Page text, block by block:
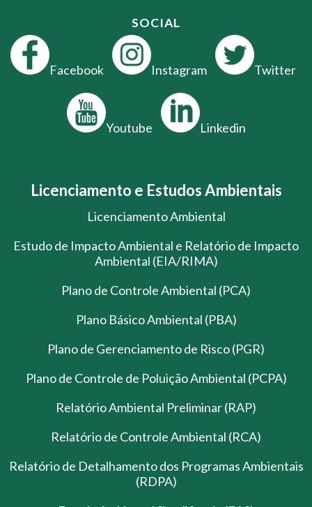
SOCIAL
Facebook Instagram Twitter
Youtube Linkedin
Licenciamento e Estudos Ambientais
Licenciamento Ambiental
Estudo de Impacto Ambiental e Relatório de Impacto
Ambiental (EIA/RIMA)
Plano de Controle Ambiental (PCA)
Plano Básico Ambiental (PBA)
Plano de Gerenciamento de Risco (PGR)
Plano de Controle de Poluição Ambiental (PCPA)
Relatório Ambiental Preliminar (RAP)
Relatório de Controle Ambiental (RCA)
Relatório de Detalhamento dos Programas Ambientais
(RDPA)